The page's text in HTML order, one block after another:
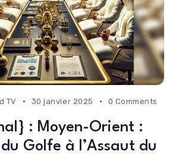
TV 30 janvier 2025 0 Comments
: Moyen-Orient :
du Golfe à l’Assaut du